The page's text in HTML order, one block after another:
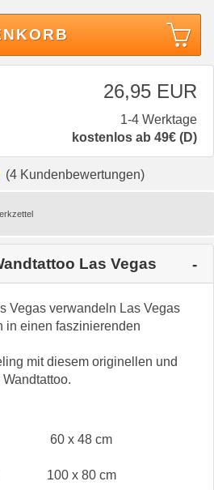
26,95 EUR
1-4 Werktage
kostenlos ab 49€ (D)
(4 Kundenbewertungen)
Las Vegas
Vegas verwandeln Las Vegas
in einen faszinierenden
mit diesem originellen und
60 x 48 cm
100 x 80 cm